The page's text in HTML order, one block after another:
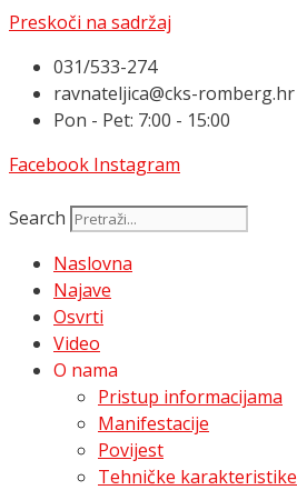
Preskoči na sadržaj
031/533-274
ravnateljica@cks-romberg.hr
Pon - Pet: 7:00 - 15:00
Facebook Instagram
Search
Naslovna
Najave
Osvrti
Video
O nama
Pristup informacijama
Manifestacije
Povijest
Tehničke karakteristike